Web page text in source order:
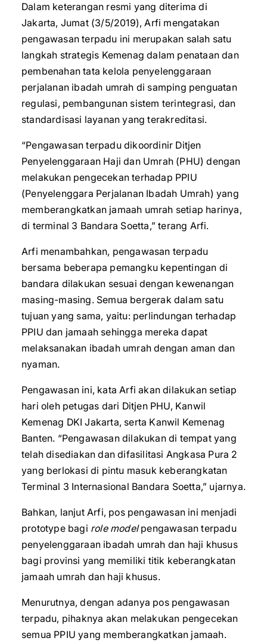
Dalam keterangan resmi yang diterima di
Jakarta, Jumat (3/5/2019), Arfi mengatakan
pengawasan terpadu ini merupakan salah satu
langkah strategis Kemenag dalam penataan dan
pembenahan tata kelola penyelenggaraan
perjalanan ibadah umrah di samping penguatan
regulasi, pembangunan sistem terintegrasi, dan
standardisasi layanan yang terakreditasi.
“Pengawasan terpadu dikoordinir Ditjen
Penyelenggaraan Haji dan Umrah (PHU) dengan
melakukan pengecekan terhadap PPIU
(Penyelenggara Perjalanan Ibadah Umrah) yang
memberangkatkan jamaah umrah setiap harinya,
di terminal 3 Bandara Soetta,” terang Arfi.
Arfi menambahkan, pengawasan terpadu
bersama beberapa pemangku kepentingan di
bandara dilakukan sesuai dengan kewenangan
masing-masing. Semua bergerak dalam satu
tujuan yang sama, yaitu: perlindungan terhadap
PPIU dan jamaah sehingga mereka dapat
melaksanakan ibadah umrah dengan aman dan
nyaman.
Pengawasan ini, kata Arfi akan dilakukan setiap
hari oleh petugas dari Ditjen PHU, Kanwil
Kemenag DKI Jakarta, serta Kanwil Kemenag
Banten. “Pengawasan dilakukan di tempat yang
telah disediakan dan difasilitasi Angkasa Pura 2
yang berlokasi di pintu masuk keberangkatan
Terminal 3 Internasional Bandara Soetta,” ujarnya.
Bahkan, lanjut Arfi, pos pengawasan ini menjadi
prototype bagi role modelpengawasan terpadu
penyelenggaraan ibadah umrah dan haji khusus
bagi provinsi yang memiliki titik keberangkatan
jamaah umrah dan haji khusus.
Menurutnya, dengan adanya pos pengawasan
terpadu, pihaknya akan melakukan pengecekan
semua PPIU yang memberangkatkan jamaah.